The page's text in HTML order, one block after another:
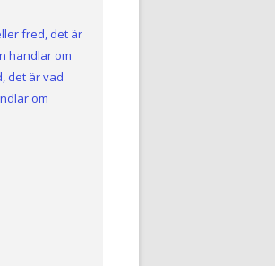
fred, det är
handlar om
det är vad
om